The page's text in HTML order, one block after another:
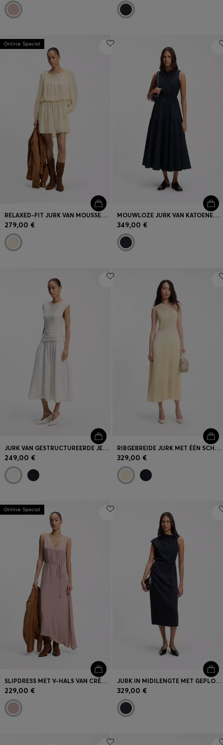
Online Special
RELAXED-FIT JURK VAN MOUSSELINE MET GEBORDUURDE HALSLIJN
279,00 €
MOUWLOZE JURK VAN KATOENEN POPELINE
349,00 €
JURK VAN GESTRUCTUREERDE JERSEY MET ROK VAN POPELINE
249,00 €
RIBGEBREIDE JURK MET ÉÉN SCHOUDER EN PLISSÉROK
329,00 €
Online Special
SLIPDRESS MET V-HALS VAN CRÊPE DE CHINE
229,00 €
JURK IN MIDILENGTE MET GEPLOOID SCHOUDERDETAIL
329,00 €